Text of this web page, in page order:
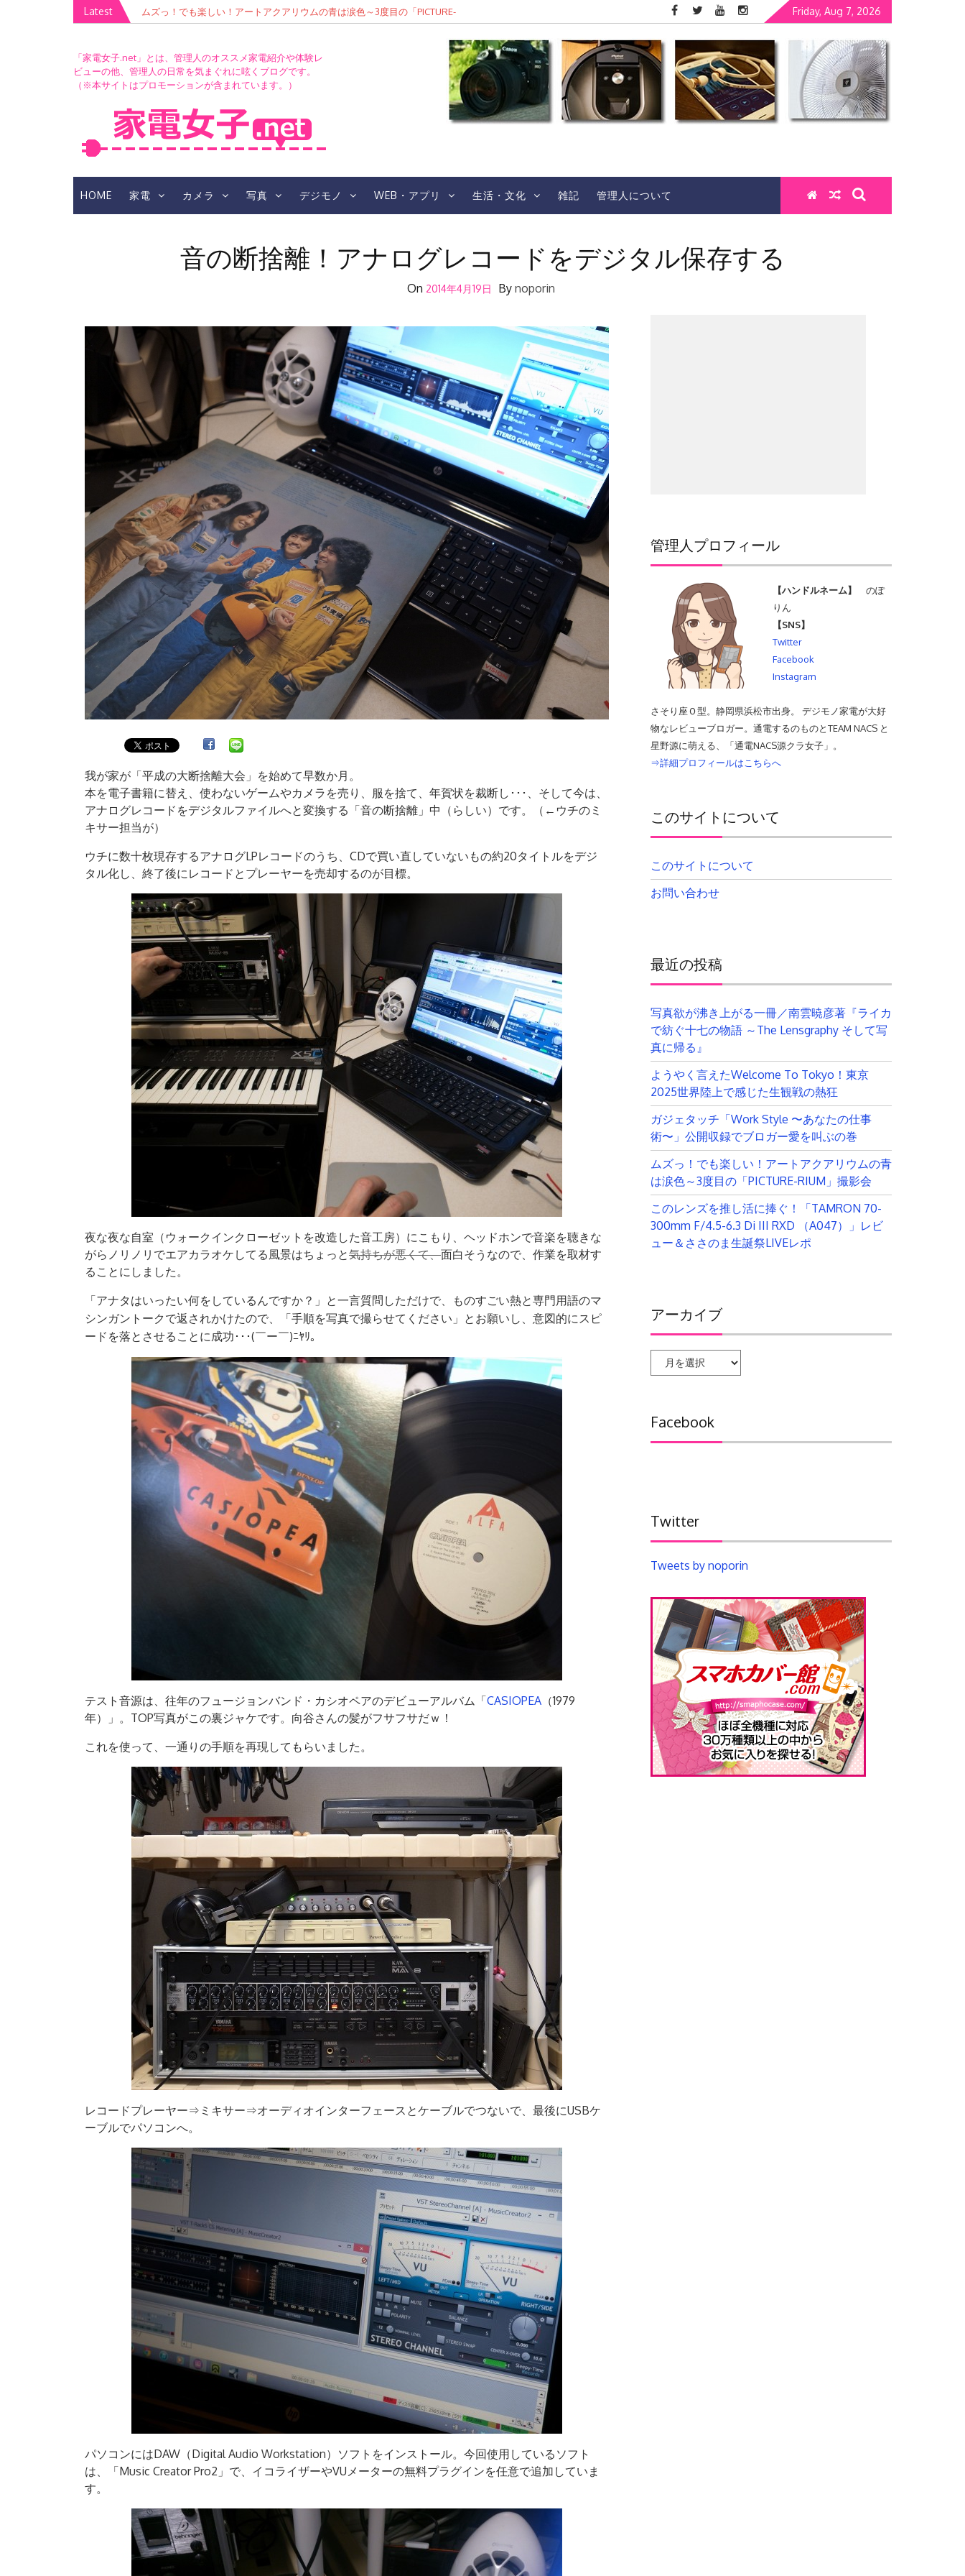
Latest
ムズっ！でも楽しい！アートアクアリウムの青は涙色～3度目の「PICTURE-
RIUM」撮影会
このレンズを推し活に捧ぐ！「TAMRON 70-300mm F/4.5-6.3 Di III RXD
（A047）」レビュー＆ささのま生誕祭LIVEレポ
Friday, Aug 7, 2026
「家電女子.net」とは、管理人のオススメ家電紹介や体験レ
ビューの他、管理人の日常を気まぐれに呟くブログです。
（※本サイトはプロモーションが含まれています。）
HOME 家電 カメラ 写真 デジモノ WEB・アプリ 生活・文化 雑記 管理人について
検
音の断捨離！アナログレコードをデジタル保存する
On 2014年4月19日 By noporin
我が家が「平成の大断捨離大会」を始めて早数か月。
本を電子書籍に替え、使わないゲームやカメラを売り、服を捨て、年賀状を裁断し･･･、そして今は、
アナログレコードをデジタルファイルへと変換する「音の断捨離」中（らしい）です。（←ウチのミ
キサー担当が）
ウチに数十枚現存するアナログLPレコードのうち、CDで買い直していないもの約20タイトルをデジ
タル化し、終了後にレコードとプレーヤーを売却するのが目標。
夜な夜な自室（ウォークインクローゼットを改造した音工房）にこもり、ヘッドホンで音楽を聴きな
がらノリノリでエアカラオケしてる風景はちょっと気持ちが悪くて、面白そうなので、作業を取材す
ることにしました。
「アナタはいったい何をしているんですか？」と一言質問しただけで、ものすごい熱と専門用語のマ
シンガントークで返されかけたので、「手順を写真で撮らせてください」とお願いし、意図的にスピ
ードを落とさせることに成功･･･(￣ー￣)ﾆﾔﾘ。
テスト音源は、往年のフュージョンバンド・カシオペアのデビューアルバム「CASIOPEA （1979
年）」。TOP写真がこの裏ジャケです。向谷さんの髪がフサフサだｗ！
これを使って、一通りの手順を再現してもらいました。
レコードプレーヤー⇒ミキサー⇒オーディオインターフェースとケーブルでつないで、最後にUSBケ
ーブルでパソコンへ。
パソコンにはDAW（Digital Audio Workstation）ソフトをインストール。今回使用しているソフト
は、「Music Creator Pro2」で、イコライザーやVUメーターの無料プラグインを任意で追加していま
す。
管理人プロフィール
【ハンドルネーム】
のぽ
りん
【SNS】
Twitter
Facebook
Instagram
さそり座Ｏ型。静岡県浜松市出身。 デジモノ家電が大好
物なレビューブロガー。通電するのものとTEAM NACS と
星野源に萌える、「通電NACS源クラ女子」。
⇒詳細プロフィールはこちらへ
このサイトについて
このサイトについて
お問い合わせ
最近の投稿
写真欲が沸き上がる一冊／南雲暁彦著『ライカ
で紡ぐ十七の物語 ～The Lensgraphy そして写
真に帰る』
ようやく言えたWelcome To Tokyo！東京
2025世界陸上で感じた生観戦の熱狂
ガジェタッチ「Work Style 〜あなたの仕事
術〜」公開収録でブロガー愛を叫ぶの巻
ムズっ！でも楽しい！アートアクアリウムの青
は涙色～3度目の「PICTURE-RIUM」撮影会
このレンズを推し活に捧ぐ！「TAMRON 70-
300mm F/4.5-6.3 Di III RXD （A047）」レビ
ュー＆ささのま生誕祭LIVEレポ
アーカイブ
ー
ブ
Facebook
Twitter
Tweets by noporin